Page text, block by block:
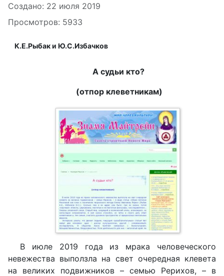
Информация о материале
Создано: 22 июля 2019
Просмотров: 5933
К.Е.Рыбак и Ю.С.Избачков
А судьи кто?
(отпор клеветникам)
В июле 2019 года из мрака человеческого
невежества выползла на свет очередная клевета
на великих подвижников – семью Рерихов, – в